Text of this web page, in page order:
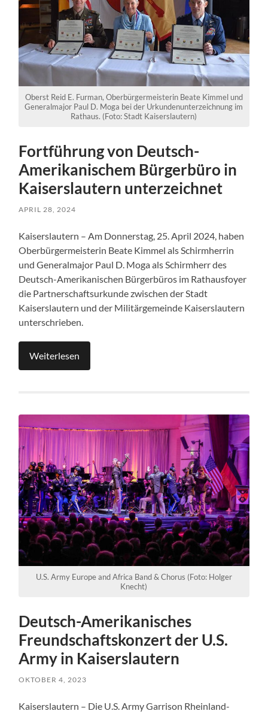
Oberst Reid E. Furman, Oberbürgermeisterin Beate Kimmel und
Generalmajor Paul D. Moga bei der Urkundenunterzeichnung im
Rathaus. (Foto: Stadt Kaiserslautern)
Fortführung von Deutsch-
Amerikanischem Bürgerbüro in
Kaiserslautern unterzeichnet
APRIL 28, 2024
Kaiserslautern – Am Donnerstag, 25. April 2024, haben
Oberbürgermeisterin Beate Kimmel als Schirmherrin
und Generalmajor Paul D. Moga als Schirmherr des
Deutsch-Amerikanischen Bürgerbüros im Rathausfoyer
die Partnerschaftsurkunde zwischen der Stadt
Kaiserslautern und der Militärgemeinde Kaiserslautern
unterschrieben.
Weiterlesen
U.S. Army Europe and Africa Band & Chorus (Foto: Holger
Knecht)
Deutsch-Amerikanisches
Freundschaftskonzert der U.S.
Army in Kaiserslautern
OKTOBER 4, 2023
Kaiserslautern – Die U.S. Army Garrison Rheinland-